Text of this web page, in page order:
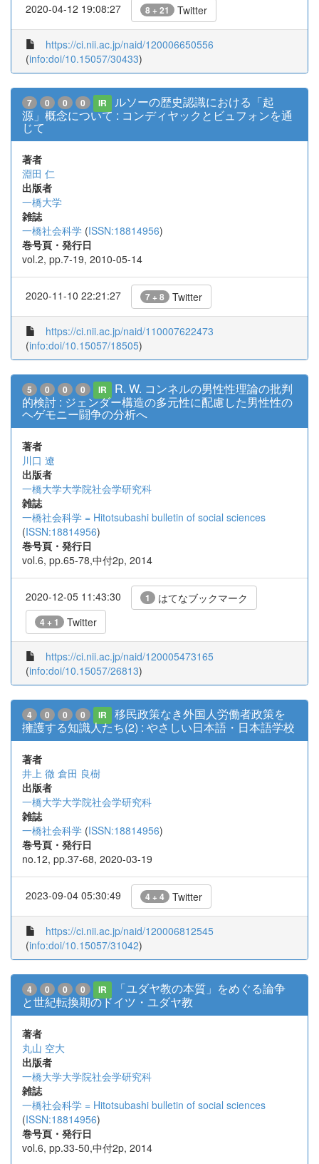
2020-04-12 19:08:27 8 + 21 Twitter
https://ci.nii.ac.jp/naid/120006650556
(info:doi/10.15057/30433)
7 0 0 0 IR
ルソーの歴史認識における「起
源」概念について : コンディヤックとビュフォンを通
じて
著者
淵田 仁
出版者
一橋大学
雑誌
一橋社会科学 (ISSN:18814956)
巻号頁・発行日
vol.2, pp.7-19, 2010-05-14
2020-11-10 22:21:27 7 + 8 Twitter
https://ci.nii.ac.jp/naid/110007622473
(info:doi/10.15057/18505)
5 0 0 0 IR
R. W. コンネルの男性性理論の批判
的検討 : ジェンダー構造の多元性に配慮した男性性の
ヘゲモニー闘争の分析へ
著者
川口 遼
出版者
一橋大学大学院社会学研究科
雑誌
一橋社会科学 = Hitotsubashi bulletin of social sciences
(ISSN:18814956)
巻号頁・発行日
vol.6, pp.65-78,中付2p, 2014
2020-12-05 11:43:30 1 はてなブックマーク
4 + 1 Twitter
https://ci.nii.ac.jp/naid/120005473165
(info:doi/10.15057/26813)
4 0 0 0 IR
移民政策なき外国人労働者政策を
擁護する知識人たち(2) : やさしい日本語・日本語学校
著者
井上 徹 倉田 良樹
出版者
一橋大学大学院社会学研究科
雑誌
一橋社会科学 (ISSN:18814956)
巻号頁・発行日
no.12, pp.37-68, 2020-03-19
2023-09-04 05:30:49 4 + 4 Twitter
https://ci.nii.ac.jp/naid/120006812545
(info:doi/10.15057/31042)
4 0 0 0 IR
「ユダヤ教の本質」をめぐる論争
と世紀転換期のドイツ・ユダヤ教
著者
丸山 空大
出版者
一橋大学大学院社会学研究科
雑誌
一橋社会科学 = Hitotsubashi bulletin of social sciences
(ISSN:18814956)
巻号頁・発行日
vol.6, pp.33-50,中付2p, 2014